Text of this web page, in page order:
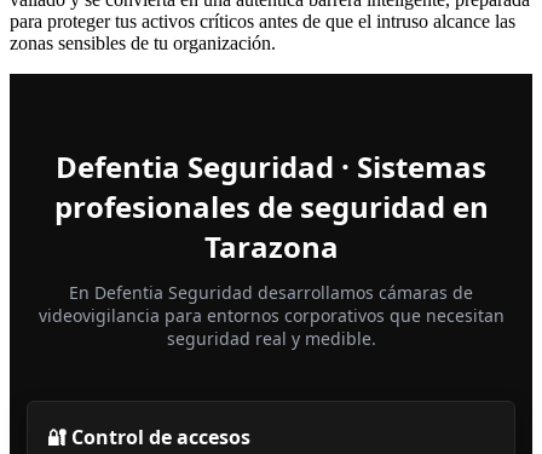
para proteger tus activos críticos antes de que el intruso alcance las
zonas sensibles de tu organización.
Defentia Seguridad · Sistemas
profesionales de seguridad en
Tarazona
En Defentia Seguridad desarrollamos cámaras de
videovigilancia para entornos corporativos que necesitan
seguridad real y medible.
🔐 Control de accesos